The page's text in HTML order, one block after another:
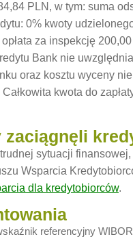
PLN, w tym: suma
0% kwoty
za inspekcję
Bank nie
oraz kosztu wyceny
kwota do
sytuacji
Wsparcia
dla kredytobiorców.
referencyjny